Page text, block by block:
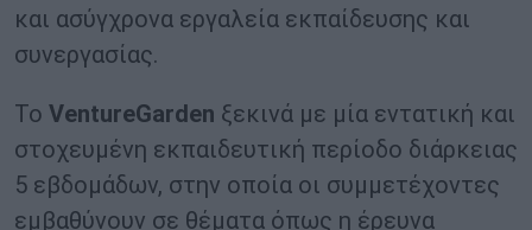
και ασύγχρονα εργαλεία εκπαίδευσης και
συνεργασίας.
Το VentureGarden ξεκινά με μία εντατική και
στοχευμένη εκπαιδευτική περίοδο διάρκειας
5 εβδομάδων, στην οποία οι συμμετέχοντες
εμβαθύνουν σε θέματα όπως η έρευνα